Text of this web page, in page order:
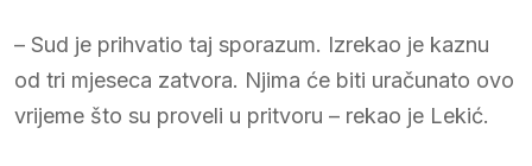
– Sud je prihvatio taj sporazum. Izrekao je kaznu
od tri mjeseca zatvora. Njima će biti uračunato ovo
vrijeme što su proveli u pritvoru – rekao je Lekić.